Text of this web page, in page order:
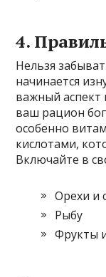
4.
Нельзя
начинается
важный аспект
ваш рацион
особенно
кислотами,
Включайте в
Орехи и
Рыбу
Фрукты